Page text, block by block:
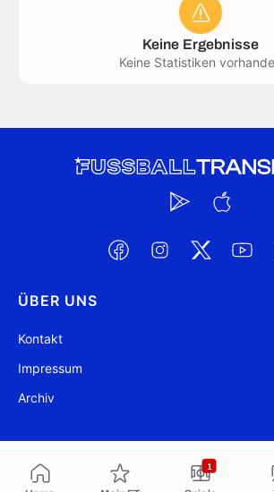
1
Keine Ergebnisse
Keine Statistiken
ÜBER UNS
Kontakt
Impressum
Archiv
@ FussballTransfers.com 2009-2026